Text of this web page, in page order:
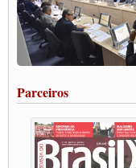
Paulinho, presidente da
Caminhoneiros aprovam greve
Rodoviários de Feira Santana
salarial
Vacina Já: Lockdown de 24
Condutores de Guarulhos
Paralisação dos
Rio Grande
Parceiros